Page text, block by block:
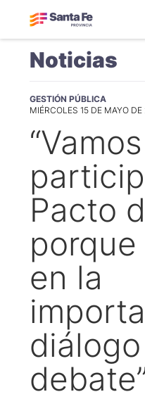
Noticias
GESTIÓN PÚBLICA
MIÉRCOLES 15 DE MAYO
Pacto
en la